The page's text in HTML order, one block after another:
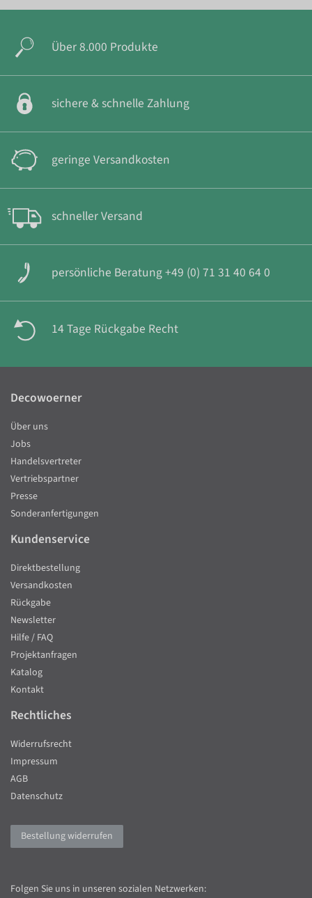
Über 8.000 Produkte
sichere & schnelle Zahlung
geringe Versandkosten
schneller Versand
persönliche Beratung +49 (0) 71 31 40 64 0
14 Tage Rückgabe Recht
Decowoerner
Über uns
Jobs
Handelsvertreter
Vertriebspartner
Presse
Sonderanfertigungen
Kundenservice
Direktbestellung
Versandkosten
Rückgabe
Newsletter
Hilfe / FAQ
Projektanfragen
Katalog
Kontakt
Rechtliches
Widerrufsrecht
Impressum
AGB
Datenschutz
Bestellung widerrufen
Folgen Sie uns in unseren sozialen Netzwerken: